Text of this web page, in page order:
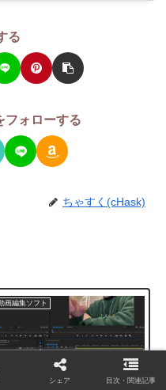
る
フォローする
ちゃすく(cHask)
画編集ソフト
シェア 目次・関連記事